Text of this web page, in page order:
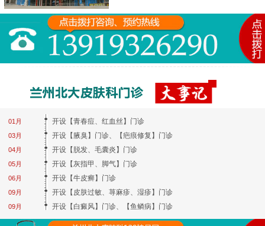
01月
03月
04月
05月
06月
09月
09月
开设【青春痘、红血丝】门诊
开设【腋臭】门诊、【疤痕修复】门诊
开设【脱发、毛囊炎】门诊
开设【灰指甲、脚气】门诊
开设【牛皮癣】门诊
开设【皮肤过敏、荨麻疹、湿疹】门诊
开设【白癜风】门诊、【鱼鳞病】门诊